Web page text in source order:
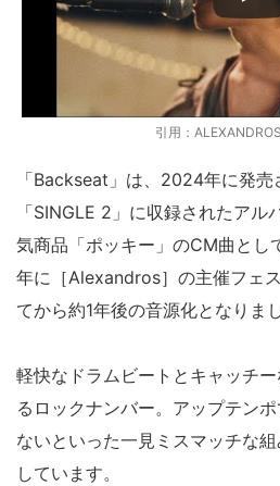
引用：
「Backseat」は、2024年に発売
「SINGLE 2」に収録されたアル
気商品「ポッキー」のCM曲とし
年に［Alexandros］の主催フェ
てから約1年後の音源化となりまし
軽快なドラムビートとキャッチ
るロックナンバー。アップテン
ないといった一見ミスマッチな
しています。